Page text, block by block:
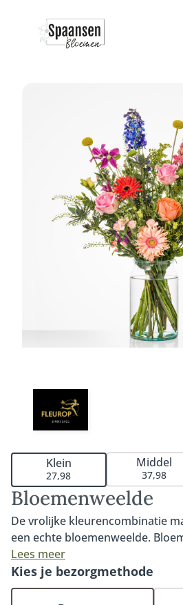
Bloemenweelde
De vrolijke kleurencombinatie
een echte bloemenweelde.
zich door de opvallende en
leuke Craspedia (gele bolletje) en
leuk en eigentijds boeket
Lees meer
Klein
27,98
Middel
37,98
Kies je bezorgmethode